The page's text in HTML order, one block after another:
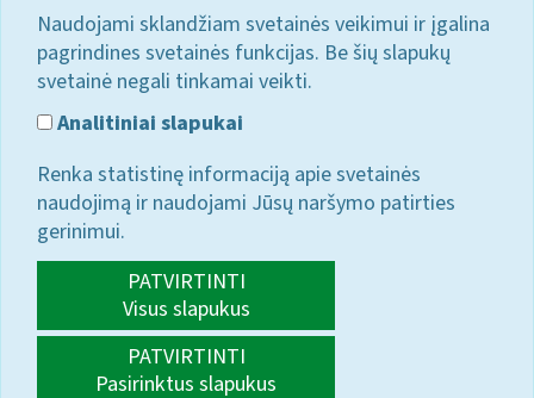
Naudojami sklandžiam svetainės veikimui ir įgalina
pagrindines svetainės funkcijas. Be šių slapukų
svetainė negali tinkamai veikti.
Analitiniai slapukai
Renka statistinę informaciją apie svetainės
naudojimą ir naudojami Jūsų naršymo patirties
gerinimui.
PATVIRTINTI
Visus slapukus
PATVIRTINTI
Pasirinktus slapukus